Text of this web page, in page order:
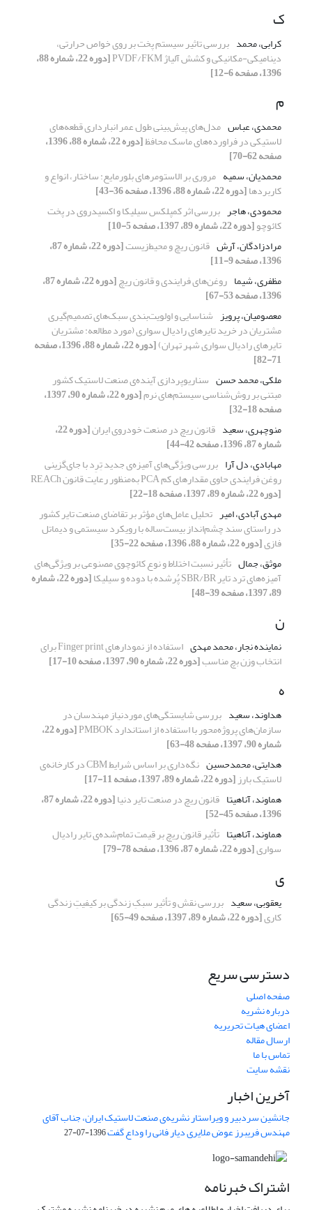
ک
کرابی، محمد بررسی تاثیر سیستم پخت بر روی خواص حرارتی،
دینامیکی-مکانیکی و کشش آلیاژ PVDF/FKM [دوره 22، شماره 88،
1396، صفحه 6-12]
م
محمدی، عباس مدل‌های پیش‌بینی طول عمر انبارداری قطعه‌های
لاستیکی در فراورده‌های ماسک محافظ [دوره 22، شماره 88، 1396،
صفحه 62-70]
محمدیان، سمیه مروری بر الاستومرهای بلورمایع: ساختار، انواع و
کاربردها[دوره 22، شماره 88، 1396، صفحه 36-43]
محمودی، هاجر بررسی اثر کمپلکس سیلیکا و اکسیدروی در پخت
کائوچو[دوره 22، شماره 89، 1397، صفحه 5-10]
مرادزادگان، آرش قانون ریچ و محیط‌زیست [دوره 22، شماره 87،
1396، صفحه 9-11]
مظفری، شیما روغن‌های فرایندی و قانون ریچ [دوره 22، شماره 87،
1396، صفحه 53-67]
معصومیان، پرویز شناسایی و اولویت‌بندی سبک‌های تصمیم‌گیری
مشتریان در خرید تایرهای رادیال سواری (مورد مطالعه: مشتریان
تایرهای رادیال سواری شهر تهران) [دوره 22، شماره 88، 1396، صفحه
71-82]
ملکی، محمد حسن سناریوپردازی آینده‌ی صنعت لاستیک کشور
مبتنی بر روش‌شناسی سیستم‌های نرم [دوره 22، شماره 90، 1397،
صفحه 18-32]
منوچهری، سعید قانون ریچ در صنعت خودروی ایران [دوره 22،
شماره 87، 1396، صفحه 42-44]
مهابادی، دل آرا بررسی ویژگی‌های آمیزه‌ی جدید تِرِد با جای‌گزینی
روغن فرایندی حاوی مقدارهای کم PCA به‌‌‌‌منظور رعایت قانون REACh
[دوره 22، شماره 89، 1397، صفحه 18-22]
مهدی آبادی، امیر تحلیل عامل‌های مؤثر بر تقاضای صنعت تایر کشور
در راستای سند چشم‌انداز بیست‌ساله با رویکرد سیستمی و دیماتل
فازی[دوره 22، شماره 88، 1396، صفحه 22-35]
موثق، جمال تأثیر نسبت اختلاط و نوع کائوچوی مصنوعی بر ویژگی‌های
آمیزه‌های ترد تایر SBR/BR پُرشده با دوده و سیلیکا [دوره 22، شماره
89، 1397، صفحه 39-48]
ن
نماینده نجار، محمد مهدی استفاده از نمودارهای Finger print برای
انتخاب وزن بچ مناسب[دوره 22، شماره 90، 1397، صفحه 10-17]
ه
هداوند، سعید بررسی شایستگی‌های موردنیاز مهندسان در
سازمان‌های پروژه‌محور با استفاده از استاندارد PMBOK [دوره 22،
شماره 90، 1397، صفحه 48-63]
هدایتی، محمدحسین
نگه‌داری بر اساس شرایط CBM در کارخانه‌ی
لاستیک بارز[دوره 22، شماره 89، 1397، صفحه 11-17]
هماوند، آناهیتا قانون ریچ در صنعت تایر دنیا [دوره 22، شماره 87،
1396، صفحه 45-52]
هماوند، آناهیتا تأثیر قانون ریچ بر قیمت تمام‌شده‌ی تایر رادیال
سواری[دوره 22، شماره 87، 1396، صفحه 78-79]
ی
یعقوبی، سعید بررسی نقش و تأثیر سبکِ زندگی بر کیفیتِ زندگی
کاری[دوره 22، شماره 89، 1397، صفحه 49-65]
دسترسی سریع
صفحه اصلی
درباره نشریه
اعضای هیات تحریریه
ارسال مقاله
تماس با ما
نقشه سایت
آخرین اخبار
جانشین سردبیر و ویراستار نشریه‌ی صنعت لاستیک ایران، جناب آقای
مهندس فریبرز عوض ملایری دیار فانی را وداع گفت1396-07-27
اشتراک خبرنامه